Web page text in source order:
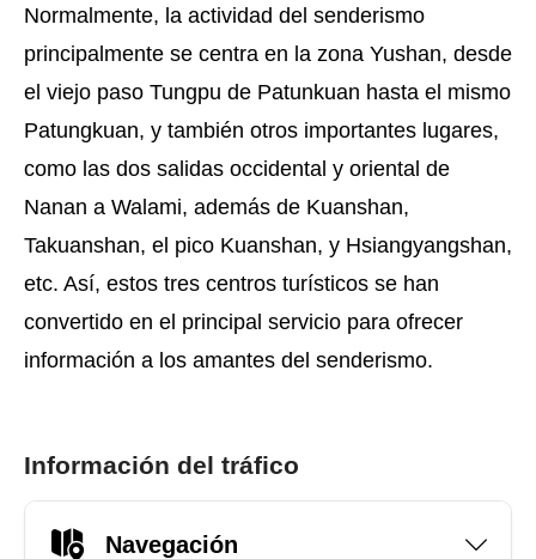
Normalmente, la actividad del senderismo
principalmente se centra en la zona Yushan, desde
el viejo paso Tungpu de Patunkuan hasta el mismo
Patungkuan, y también otros importantes lugares,
como las dos salidas occidental y oriental de
Nanan a Walami, además de Kuanshan,
Takuanshan, el pico Kuanshan, y Hsiangyangshan,
etc. Así, estos tres centros turísticos se han
convertido en el principal servicio para ofrecer
información a los amantes del senderismo.
Información del tráfico
Navegación